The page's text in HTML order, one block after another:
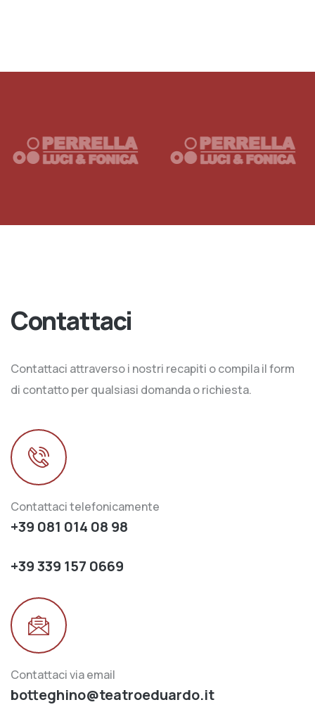
Contattaci
Contattaci attraverso i nostri recapiti o compila il form
di contatto per qualsiasi domanda o richiesta.
Contattaci telefonicamente
+39 081 014 08 98
+39 339 157 0669
Contattaci via email
botteghino@teatroeduardo.it